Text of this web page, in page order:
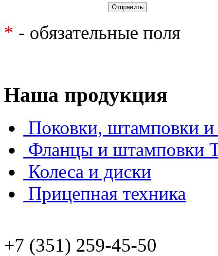
* - обязательные поля
Наша продукция
Поковки, штамповки и
Фланцы и штамповки
Колеса и диски
Прицепная техника
+7 (351) 259-45-50